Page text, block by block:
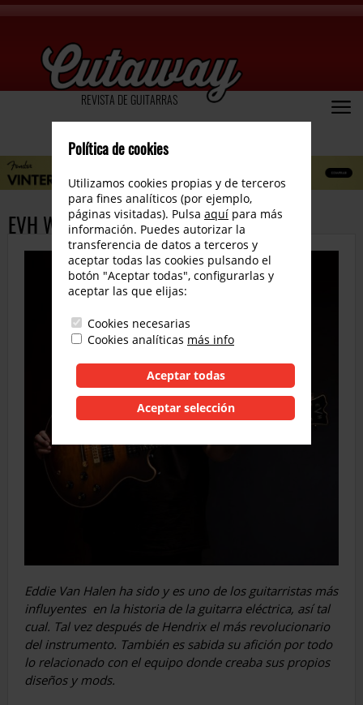
REVISTA DE GUITARRAS
EVH Wolfgang Van Halen SA-126
Eddie Van Halen ha sido y es uno de los guitarristas más
influyentes en la historia de la guitarra eléctrica, así tal
cual. Tal vez después de Hendrix el más revolucionario
del instrumento. También es sabida su afición por todo
lo relacionado con el equipo donde creaba sus propios
diseños y mods.
Política de cookies
Utilizamos cookies propias y de terceros
para fines analíticos (por ejemplo,
páginas visitadas). Pulsa aquí para más
información. Puedes autorizar la
transferencia de datos a terceros y
aceptar todas las cookies pulsando el
botón "Aceptar todas", configurarlas y
aceptar las que elijas:
Cookies necesarias
Cookies analíticas más info
Aceptar todas
Aceptar selección